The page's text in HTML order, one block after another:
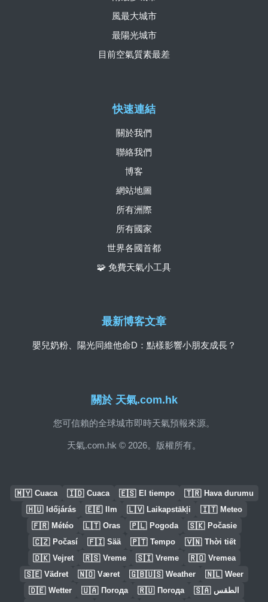
關於 天氣.com.hk
您可信賴的全球城市即時天氣預報來源。
天氣.com.hk © 2026。版權所有。
快速連結
關於我們
聯絡我們
博客
網站地圖
所有洲際
所有國家
世界各國首都
🧩 免費天氣小工具
風最大城市
最陽光城市
目前空氣質素最差
最新博客文章
嬰兒奶粉、陽光同維他命D：點樣影響小朋友成長？
🇲🇾 Cuaca 🇮🇩 Cuaca 🇪🇸 El tiempo 🇹🇷 Hava durumu
🇭🇺 Időjárás 🇪🇪 Ilm 🇱🇻 Laikapstākļi 🇮🇹 Meteo
🇫🇷 Météo 🇱🇹 Oras 🇵🇱 Pogoda 🇸🇰 Počasie
🇨🇿 Počasí 🇫🇮 Sää 🇵🇹 Tempo 🇻🇳 Thời tiết
🇩🇰 Vejret 🇷🇸 Vreme 🇸🇮 Vreme 🇷🇴 Vremea
🇸🇪 Vädret 🇳🇴 Været 🇬🇧🇺🇸 Weather 🇳🇱 Weer
🇩🇪 Wetter 🇺🇦 Погода 🇷🇺 Погода 🇸🇦 الطقس